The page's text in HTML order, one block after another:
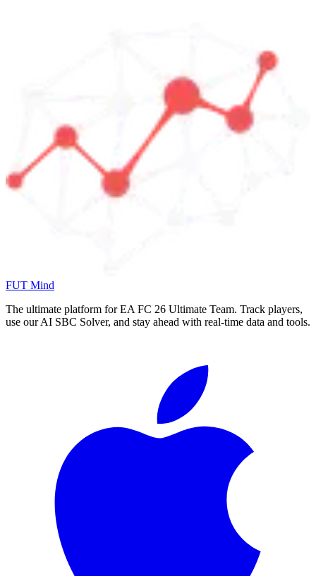
FUT Mind
The ultimate platform for EA FC 26 Ultimate Team. Track players,
use our AI SBC Solver, and stay ahead with real-time data and tools.